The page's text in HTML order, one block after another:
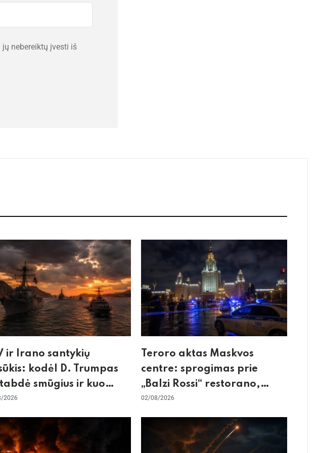
nebereiktų įvesti iš
ir Irano santykių
kodėl D. Trumpas
smūgius ir kuo
pasaulio
2026
Teroro aktas Maskvos
centre: sprogimas prie
„Balzi Rossi“ restorano,
mirtininkės apgulė ir tikrieji
02/08/2026